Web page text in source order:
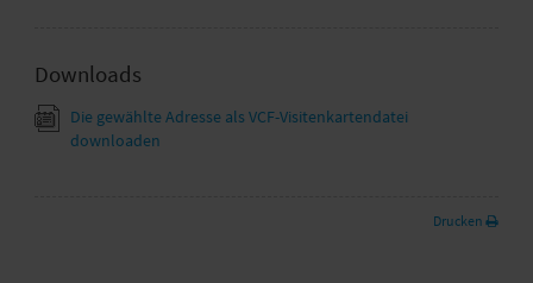
Downloads
Die gewählte Adresse als VCF-Visitenkartendatei
downloaden
Drucken